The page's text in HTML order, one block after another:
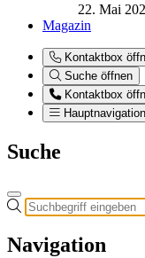
22. Mai
Magazin
Kontaktbox
Suche öffnen
Kontaktbox
Suche
Navigation